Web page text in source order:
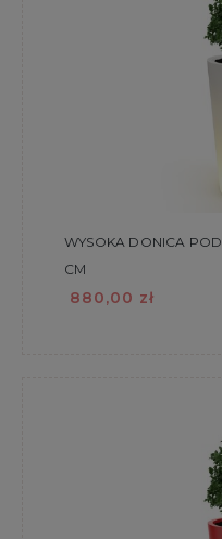
WYSOKA DONICA
CM
880,00 zł